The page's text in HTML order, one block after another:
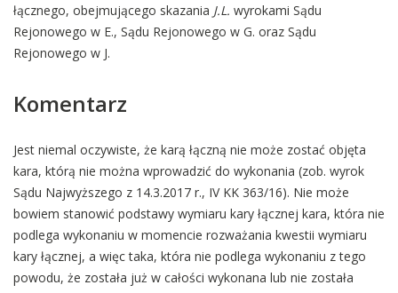
łącznego, obejmującego skazania J.L. wyrokami Sądu
Rejonowego w E., Sądu Rejonowego w G. oraz Sądu
Rejonowego w J.
Komentarz
Jest niemal oczywiste, że karą łączną nie może zostać objęta
kara, którą nie można wprowadzić do wykonania (zob. wyrok
Sądu Najwyższego z 14.3.2017 r., IV KK 363/16). Nie może
bowiem stanowić podstawy wymiaru kary łącznej kara, która nie
podlega wykonaniu w momencie rozważania kwestii wymiaru
kary łącznej, a więc taka, która nie podlega wykonaniu z tego
powodu, że została już w całości wykonana lub nie została